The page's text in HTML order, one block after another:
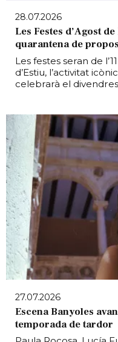
28.07.2026
Les Festes d’Agost
quarantena de
Les festes seran de
d’Estiu, l’activitat
celebrarà el divendres
27.07.2026
Escena Banyoles
temporada de tardor